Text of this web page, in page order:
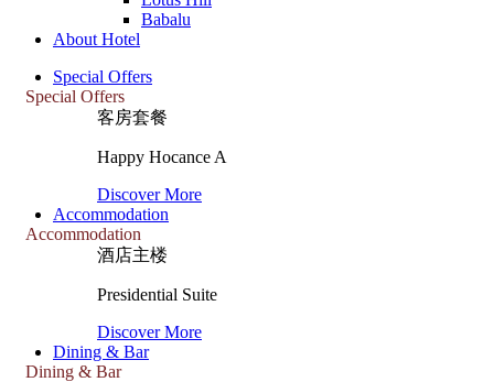
Babalu
About Hotel
Special Offers
Special Offers
客房套餐
Happy Hocance A
Discover More
Accommodation
Accommodation
酒店主楼
Presidential Suite
Discover More
Dining & Bar
Dining & Bar